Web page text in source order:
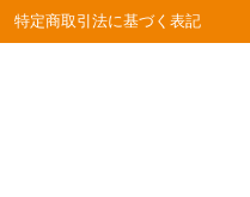
特定商取引法に基づく表記